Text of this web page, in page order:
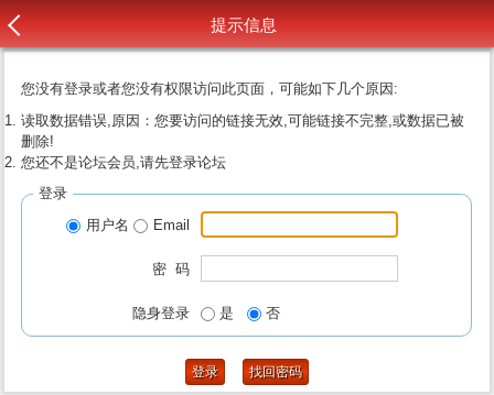
提示信息
您没有登录或者您没有权限访问此页面，可能如下几个原因:
读取数据错误,原因：您要访问的链接无效,可能链接不完整,或数据已被
删除!
您还不是论坛会员,请先登录论坛
登录
用户名
Email
密 码
隐身登录 是 否